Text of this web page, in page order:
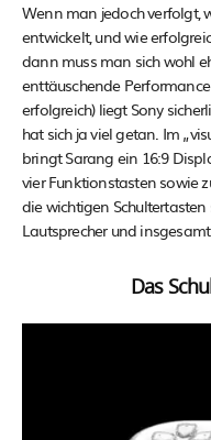
Wenn man jedoch verfolgt,
entwickelt, und wie
dann muss man sich wohl
enttäuschende
erfolgreich) liegt Sony
hat sich ja viel getan. Im
bringt Sarang ein 16:9
vier Funktionstasten sowie
die wichtigen
Lautsprecher und
Das